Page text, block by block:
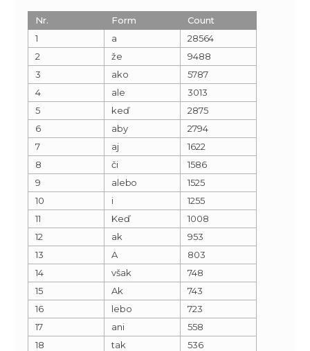
Nr. Form
Count
1
a
28564
2
že
9488
3
ako
5787
4
ale
3013
5
keď
2875
6
aby
2794
7
aj
1622
8
či
1586
9
alebo
1525
10
i
1255
11
Keď
1008
12
ak
953
13
A
803
14
však
748
15
Ak
743
16
lebo
723
17
ani
558
18
tak
536